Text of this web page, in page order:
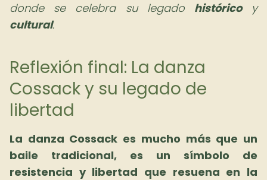
donde se celebra su legado históricoy
cultural.
Reflexión final: La danza
Cossack y su legado de
libertad
La danza Cossack es mucho más que un
baile tradicional, es un símbolo de
resistencia y libertad que resuena en la